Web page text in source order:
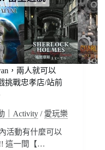
，兩人就可以
挑戰忠孝店/站前
｜Activity / 愛玩樂
活動有什麼可以
這一間【…